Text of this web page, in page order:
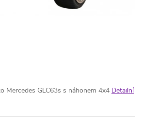
Mercedes GLC63s s náhonem 4x4 Detailní